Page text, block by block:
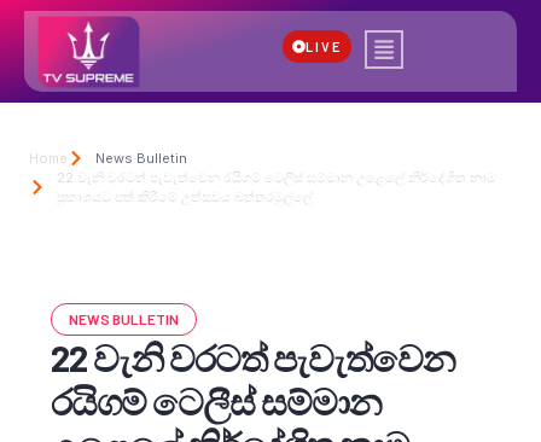
LIVE
Home
News Bulletin
22 වැනි වරටත් පැවැත්වෙන රයිගම් ටෙලීස් සම්මාන උළෙලේ නිර්දේශිත නාම
පුකාශයට පත් කිරීමේ උත්සවය බත්තරමුල්ලේ
NEWS BULLETIN
22 වැනි වරටත් පැවැත්වෙන
රයිගම් ටෙලීස් සම්මාන